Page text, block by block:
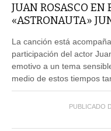
JUAN ROSASCO EN
«ASTRONAUTA»
La canción está
participación del actor
emotivo a un tema
medio de estos tiempos
PUBLICADO